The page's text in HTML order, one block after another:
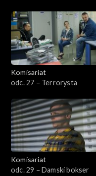
Komisariat
odc. 27 – Terrorysta
Komisariat
odc. 29 – Damski bokser